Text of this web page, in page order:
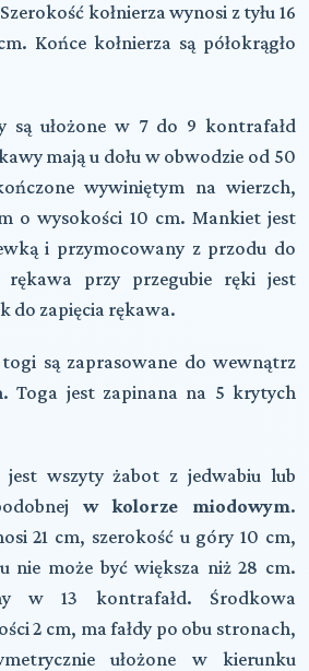
kołnierza wynosi z tyłu 16
Końce kołnierza są półokrągło
są ułożone w 7 do 9 kontrafałd
mają u dołu w obwodzie od 50
wywiniętym na wierzch,
o wysokości 10 cm. Mankiet jest
i przymocowany z przodu do
rękawa przy przegubie ręki jest
do zapięcia rękawa.
są zaprasowane do wewnątrz
Toga jest zapinana na 5 krytych
jest wszyty żabot z jedwabiu lub
w kolorze miodowym.
21 cm, szerokość u góry 10 cm,
nie może być większa niż 28 cm.
w 13 kontrafałd. Środkowa
2 cm, ma fałdy po obu stronach,
ułożone w kierunku